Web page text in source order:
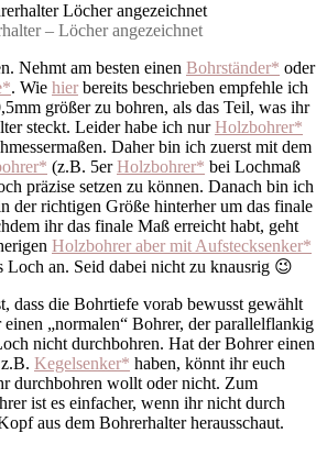
– Löcher angezeichnet
Nehmt am besten einen Bohrständer* oder
. Wie hier bereits beschrieben empfehle ich
größer zu bohren, als das Teil, was ihr
steckt. Leider habe ich nurHolzbohrer*
Daher bin ich zuerst mit dem
(z.B. 5erHolzbohrer* bei Lochmaß
präzise setzen zu können. Danach bin ich
der richtigen Größe hinterher um das finale
ihr das finale Maß erreicht habt, geht
Holzbohrer aber mit Aufstecksenker*
Loch an. Seid dabei nicht zu knausrig 😉
dass die Bohrtiefe vorab bewusst gewählt
„normalen“ Bohrer, der parallelflankig
nicht durchbohren. Hat der Bohrer einen
Kegelsenker* haben, könnt ihr euch
durchbohren wollt oder nicht. Zum
ist es einfacher, wenn ihr nicht durch
aus dem Bohrerhalter herausschaut.